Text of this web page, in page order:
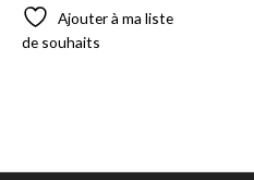
Ajouter à ma liste
de souhaits